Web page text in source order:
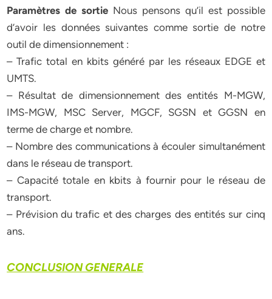
Paramètres de sortie Nous pensons qu’il est possible
d’avoir les données suivantes comme sortie de notre
outil de dimensionnement :
– Trafic total en kbits généré par les réseaux EDGE et
UMTS.
– Résultat de dimensionnement des entités M-MGW,
IMS-MGW, MSC Server, MGCF, SGSN et GGSN en
terme de charge et nombre.
– Nombre des communications à écouler simultanément
dans le réseau de transport.
– Capacité totale en kbits à fournir pour le réseau de
transport.
– Prévision du trafic et des charges des entités sur cinq
ans.
CONCLUSION GENERALE